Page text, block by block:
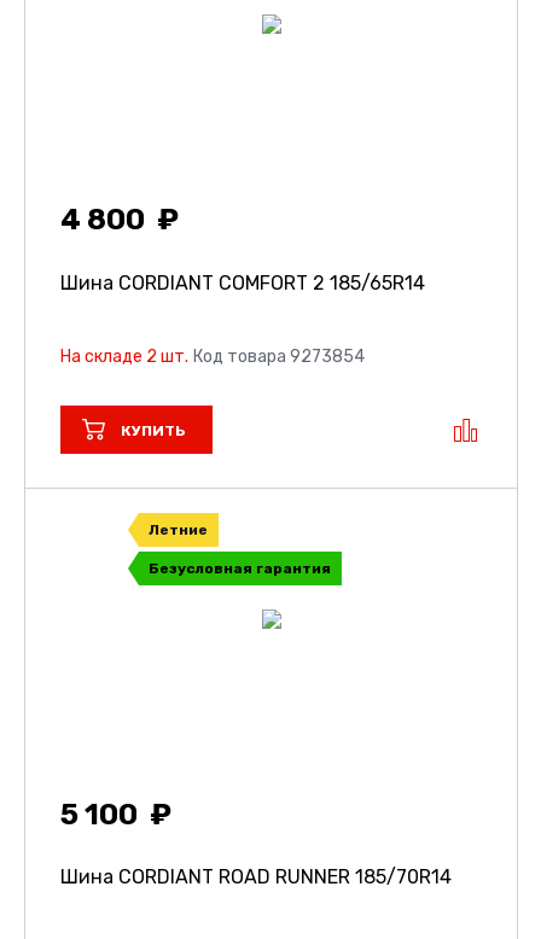
4 800
Шина CORDIANT COMFORT 2 185/65R14
На складе 2 шт. Код товара 9273854
КУПИТЬ
Летние
Безусловная гарантия
5 100
Шина CORDIANT ROAD RUNNER 185/70R14